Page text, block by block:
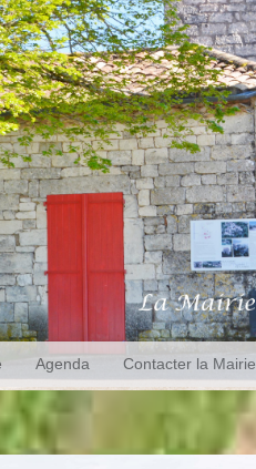
Agenda Contacter la Mairie